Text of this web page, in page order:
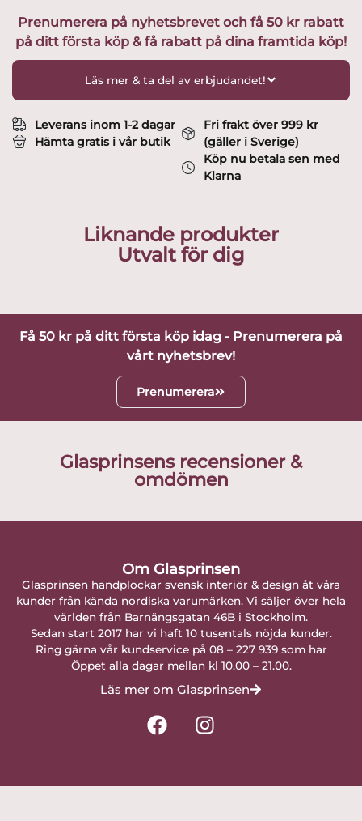
Champagneglas
Design
Ingeborg
Prenumerera på nyhetsbrevet och få 50 kr rabatt
på ditt första köp & få rabatt på dina framtida köp!
Läs mer & ta del av erbjudandet!
Leverans inom 1-2 dagar
Hämta gratis i vår butik
Fri frakt över 999 kr
(gäller i Sverige)
Köp nu betala sen med
Klarna
Liknande produkter
Utvalt för dig
Få 50 kr på ditt första köp idag - Prenumerera på
vårt nyhetsbrev!
Prenumerera
Glasprinsens recensioner &
omdömen
Om Glasprinsen
Glasprinsen handplockar svensk interiör & design åt våra
kunder från kända nordiska varumärken. Vi säljer över hela
världen från Barnängsgatan 46B i Stockholm.
Sedan start 2017 har vi haft 10 tusentals nöjda kunder.
Ring gärna vår kundservice på 08 – 227 939 som har
Öppet alla dagar mellan kl 10.00 – 21.00.
Läs mer om Glasprinsen
F
a
I
n